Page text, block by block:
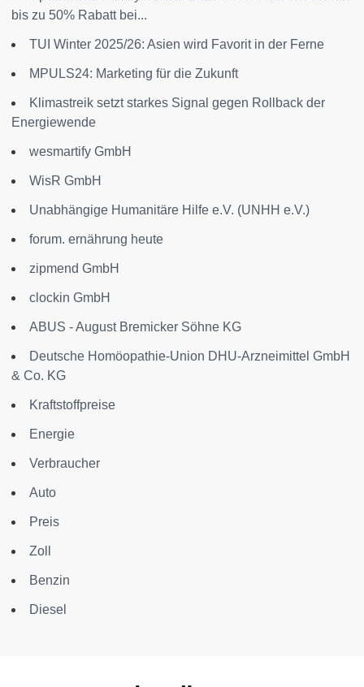
bis zu 50% Rabatt bei...
TUI Winter 2025/26: Asien wird Favorit in der Ferne
MPULS24: Marketing für die Zukunft
Klimastreik setzt starkes Signal gegen Rollback der
Energiewende
wesmartify GmbH
WisR GmbH
Unabhängige Humanitäre Hilfe e.V. (UNHH e.V.)
forum. ernährung heute
zipmend GmbH
clockin GmbH
ABUS - August Bremicker Söhne KG
Deutsche Homöopathie-Union DHU-Arzneimittel GmbH
& Co. KG
Kraftstoffpreise
Energie
Verbraucher
Auto
Preis
Zoll
Benzin
Diesel